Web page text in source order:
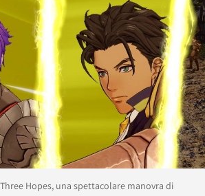
Hopes, una spettacolare manovra di